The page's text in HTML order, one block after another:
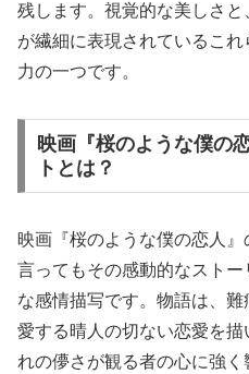
残します。視覚的な美しさ
が繊細に表現されているこ
力の一つです。
映画『桜のような僕の
トとは？
映画『桜のような僕の恋人
言ってもその感動的なスト
な感情描写です。物語は、
愛する晴人の切ない恋愛を
れの儚さが観る者の心に強